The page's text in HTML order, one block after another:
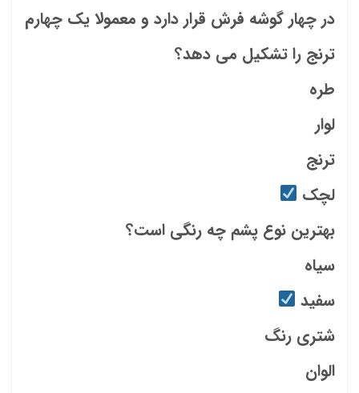
در چهار گوشه فرش قرار دارد و معمولا یک چهارم
ترنج را تشکیل می دهد؟
طره
لوار
ترنج
لچک
بهترین نوع پشم چه رنگی است؟
سیاه
سفید
شتری رنگ
الوان